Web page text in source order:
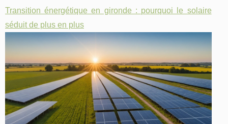
Transition énergétique en gironde : pourquoi le solaire
séduit de plus en plus